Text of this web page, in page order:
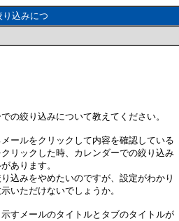
り込みにつ
の絞り込みについて教えてください。
ールをクリックして内容を確認している
リックした時、カレンダーでの絞り込み
あります。
込みをやめたいのですが、設定がわかり
いただけないでしょうか。
すメールのタイトルとタブのタイトルが